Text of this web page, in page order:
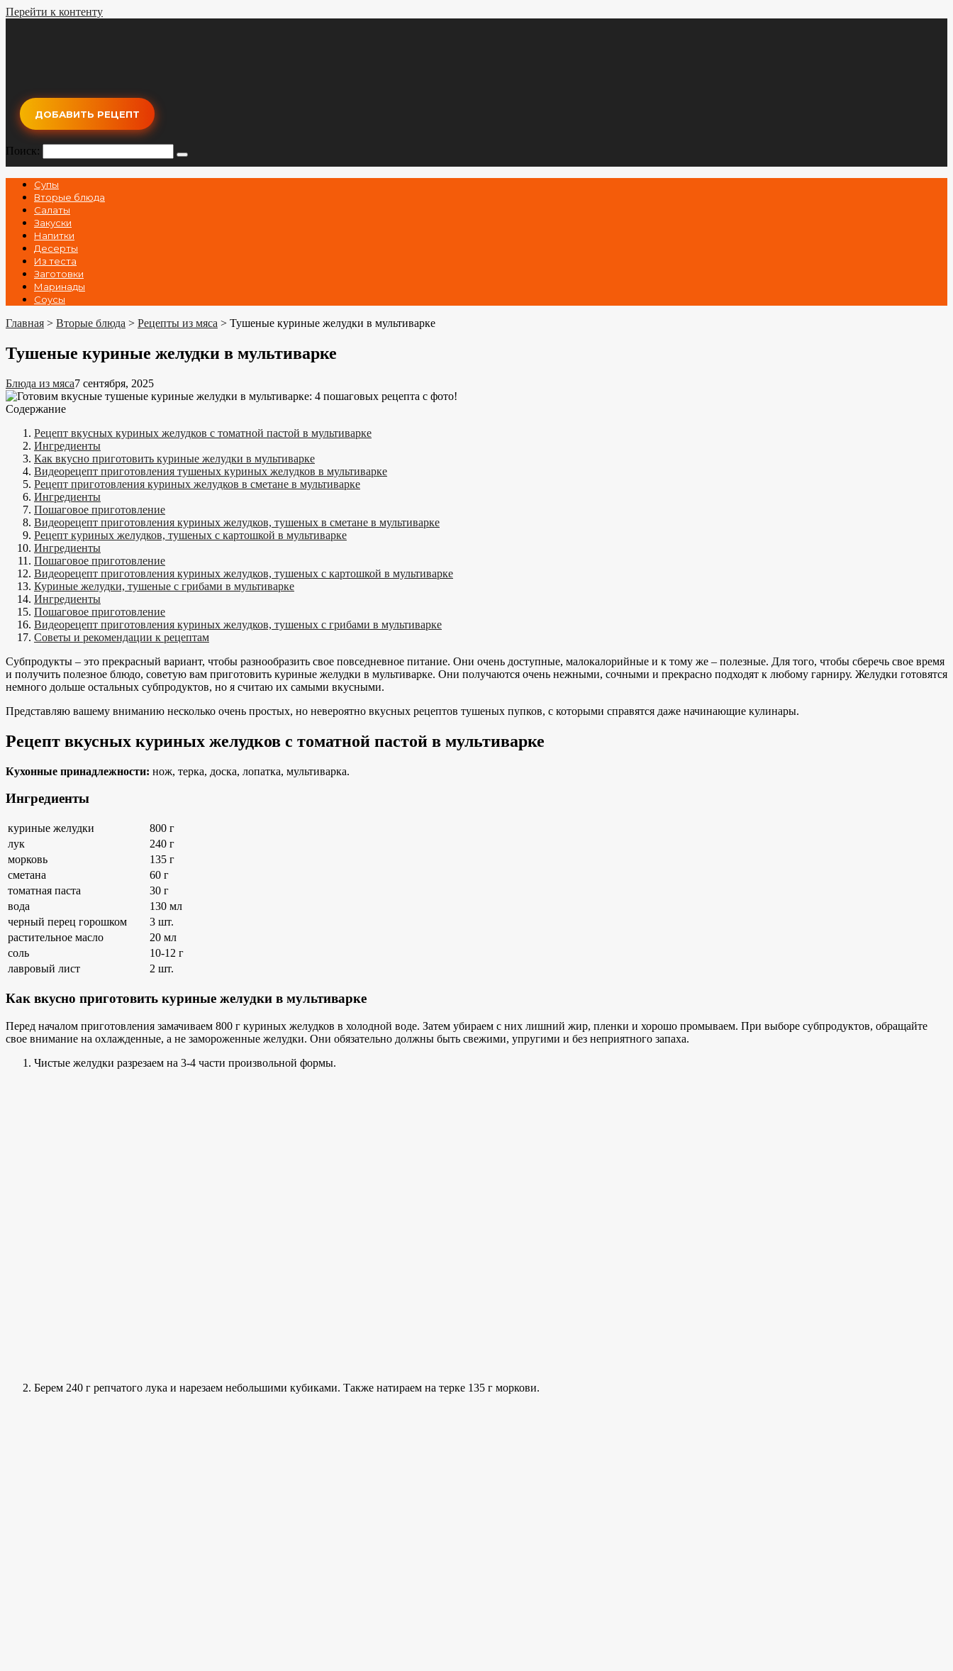
Перейти к контенту
ДОБАВИТЬ РЕЦЕПТ
Поиск:
Супы
Вторые блюда
Салаты
Закуски
Напитки
Десерты
Из теста
Заготовки
Маринады
Соусы
Главная > Вторые блюда > Рецепты из мяса > Тушеные куриные желудки в мультиварке
Тушеные куриные желудки в мультиварке
Блюда из мяса7 сентября, 2025
Содержание
Рецепт вкусных куриных желудков с томатной пастой в мультиварке
Ингредиенты
Как вкусно приготовить куриные желудки в мультиварке
Видеорецепт приготовления тушеных куриных желудков в мультиварке
Рецепт приготовления куриных желудков в сметане в мультиварке
Ингредиенты
Пошаговое приготовление
Видеорецепт приготовления куриных желудков, тушеных в сметане в мультиварке
Рецепт куриных желудков, тушеных с картошкой в мультиварке
Ингредиенты
Пошаговое приготовление
Видеорецепт приготовления куриных желудков, тушеных с картошкой в мультиварке
Куриные желудки, тушеные с грибами в мультиварке
Ингредиенты
Пошаговое приготовление
Видеорецепт приготовления куриных желудков, тушеных с грибами в мультиварке
Советы и рекомендации к рецептам
Субпродукты – это прекрасный вариант, чтобы разнообразить свое повседневное питание. Они очень доступные, малокалорийные и к тому же – полезные. Для того, чтобы сберечь свое время
и получить полезное блюдо, советую вам приготовить куриные желудки в мультиварке. Они получаются очень нежными, сочными и прекрасно подходят к любому гарниру. Желудки готовятся
немного дольше остальных субпродуктов, но я считаю их самыми вкусными.
Представляю вашему вниманию несколько очень простых, но невероятно вкусных рецептов тушеных пупков, с которыми справятся даже начинающие кулинары.
Рецепт вкусных куриных желудков с томатной пастой в мультиварке
Кухонные принадлежности: нож, терка, доска, лопатка, мультиварка.
Ингредиенты
куриные желудки
800 г
лук
240 г
морковь
135 г
сметана
60 г
томатная паста
30 г
вода
130 мл
черный перец горошком
3 шт.
растительное масло
20 мл
соль
10-12 г
лавровый лист
2 шт.
Как вкусно приготовить куриные желудки в мультиварке
Перед началом приготовления замачиваем 800 г куриных желудков в холодной воде. Затем убираем с них лишний жир, пленки и хорошо промываем. При выборе субпродуктов, обращайте
свое внимание на охлажденные, а не замороженные желудки. Они обязательно должны быть свежими, упругими и без неприятного запаха.
Чистые желудки разрезаем на 3-4 части произвольной формы.
Берем 240 г репчатого лука и нарезаем небольшими кубиками. Также натираем на терке 135 г моркови.